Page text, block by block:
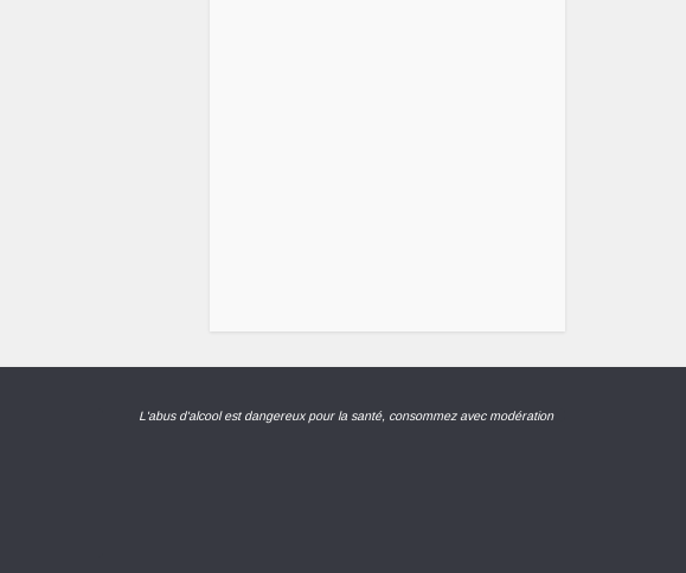
L'abus d'alcool est dangereux pour la santé, consommez avec modération